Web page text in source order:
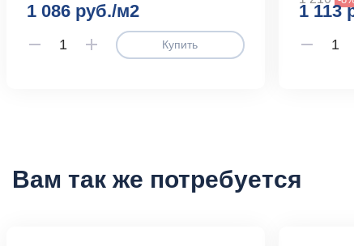
1 086 руб./м2
Купить
1 113
Вам так же потребуется